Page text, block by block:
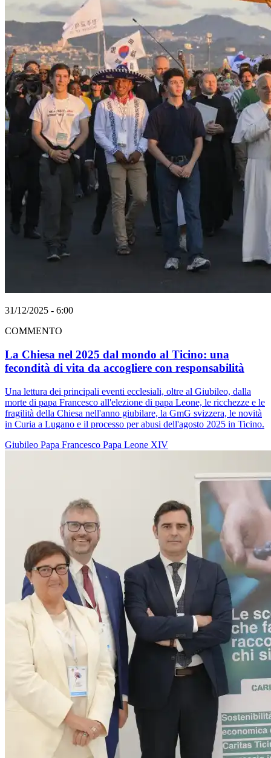
31/12/2025 - 6:00
COMMENTO
La Chiesa nel 2025 dal mondo al Ticino: una
fecondità di vita da accogliere con responsabilità
Una lettura dei principali eventi ecclesiali, oltre al Giubileo, dalla
morte di papa Francesco all'elezione di papa Leone, le ricchezze e le
fragilità della Chiesa nell'anno giubilare, la GmG svizzera, le novità
in Curia a Lugano e il processo per abusi dell'agosto 2025 in Ticino.
Giubileo Papa Francesco Papa Leone XIV